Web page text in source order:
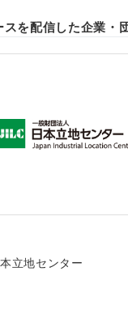
スを配信した企業・
立地センター